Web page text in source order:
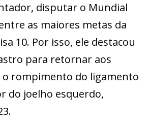
disputar o Mundial
as maiores metas da
10. Por isso, ele destacou
para retornar aos
o rompimento do ligamento
do joelho esquerdo,